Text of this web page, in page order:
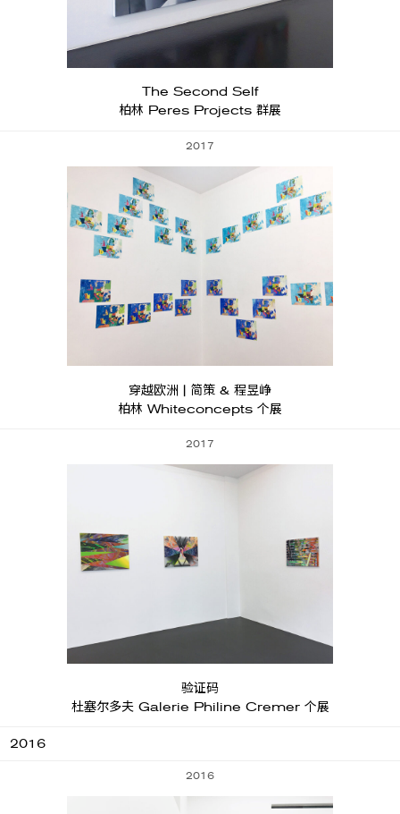
The Second Self
柏林 Peres Projects 群展
2017
穿越欧洲 | 简策 & 程昱峥
柏林 Whiteconcepts 个展
2017
验证码
杜塞尔多夫 Galerie Philine Cremer 个展
2016
2016